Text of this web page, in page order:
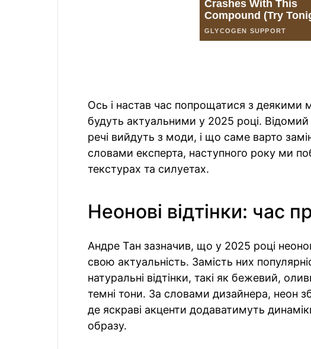
Ось і настав час попрощатися з деякими
будуть актуальними у 2025 році.
речі вийдуть з моди, і що саме варто
словами експерта, наступного року ми
текстурах та силуетах.
Неонові відтінки: час
Андре Тан зазначив, що у 2025 році
свою актуальність. Замість них
натуральні відтінки, такі як бежевий,
темні тони. За словами дизайнера, неон
де яскраві акценти додаватимуть
образу.